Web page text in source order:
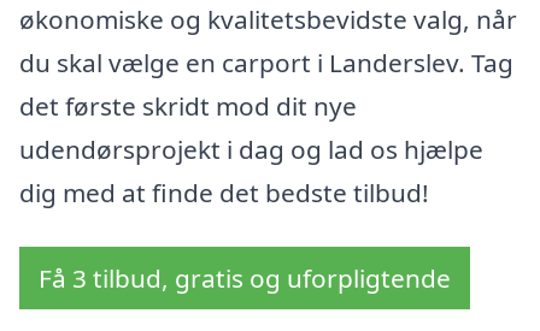
økonomiske og kvalitetsbevidste valg, når
du skal vælge en carport i Landerslev. Tag
det første skridt mod dit nye
udendørsprojekt i dag og lad os hjælpe
dig med at finde det bedste tilbud!
Få 3 tilbud, gratis og uforpligtende